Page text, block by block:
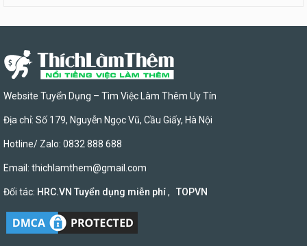
Website Tuyển Dụng – Tìm Việc Làm Thêm Uy Tín
Địa chỉ: Số 179, Nguyễn Ngọc Vũ, Cầu Giấy, Hà Nội
Hotline/ Zalo: 0832 888 688
Email: thichlamthem@gmail.com
Đối tác: HRC.VN Tuyển dụng miễn phí, TOPVN